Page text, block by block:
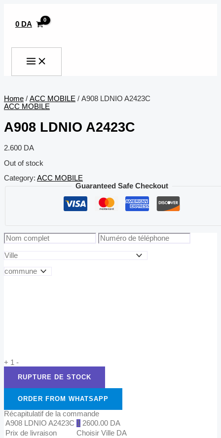
0 DA
Home / ACC MOBILE / A908 LDNIO A2423C
ACC MOBILE
A908 LDNIO A2423C
2.600 DA
Out of stock
Category: ACC MOBILE
Guaranteed Safe Checkout
+ 1 -
ORDER FROM WHATSAPP
Récapitulatif de la commande
A908 LDNIO A2423C 1 2600.00 DA
Prix de livraison
Choisir Ville DA